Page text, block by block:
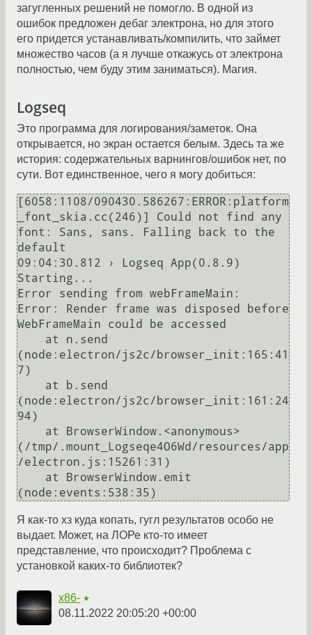
загугленных решений не помогло. В одной из
ошибок предложен дебаг электрона, но для этого
его придется устанавливать/компилить, что займет
множество часов (а я лучше откажусь от электрона
полностью, чем буду этим заниматься). Магия.
Logseq
Это программа для логирования/заметок. Она
открывается, но экран остается белым. Здесь та же
история: содержательных варнингов/ошибок нет, по
сути. Вот единственное, чего я могу добиться:
[6058:1108/090430.586267:ERROR:platform
_font_skia.cc(246)] Could not find any
font: Sans, sans. Falling back to the
default
09:04:30.812 › Logseq App(0.8.9)
Starting...
Error sending from webFrameMain:
Error: Render frame was disposed before
WebFrameMain could be accessed
(node:electron/js2c/browser_init:165:41
7)
(node:electron/js2c/browser_init:161:24
94)
(/tmp/.mount_Logseqe4O6Wd/resources/app
/electron.js:15261:31)
Я как-то хз куда копать, гугл результатов особо не
выдает. Может, на ЛОРе кто-то имеет
представление, что происходит? Проблема с
установкой каких-то библиотек?
x86- ★
08.11.2022 20:05:20 +00:00